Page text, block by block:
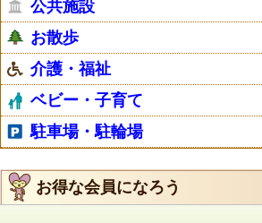
公共施設
お散歩
介護・福祉
ベビー・子育て
駐車場・駐輪場
お得な会員になろう